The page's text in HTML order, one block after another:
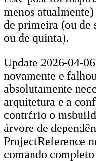
menos
de primeira (ou de
ou de quinta).
Update 2026-04-
novamente e
absolutamente
arquitetura e a
contrário o
árvore de
ProjectReference
comando completo